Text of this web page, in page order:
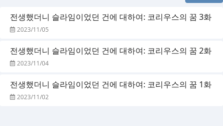
전생했더니 슬라임이었던 건에 대하여: 코리우스의 꿈 3화
2023/11/05
전생했더니 슬라임이었던 건에 대하여: 코리우스의 꿈 2화
2023/11/04
전생했더니 슬라임이었던 건에 대하여: 코리우스의 꿈 1화
2023/11/02